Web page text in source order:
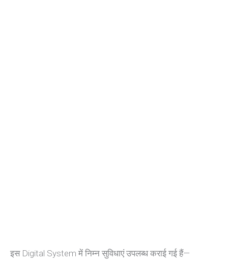
इस Digital System में निम्न सुविधाएं उपलब्ध कराई गई हैं—